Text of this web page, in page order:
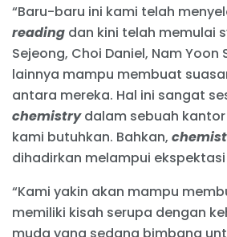
“Baru-baru ini kami telah
reading dan kini telah memulai
Sejeong, Choi Daniel, Nam Yoon
lainnya mampu membuat
antara mereka. Hal ini sangat
chemistrydalam sebuah
kami butuhkan. Bahkan,
dihadirkan melampui
“Kami yakin akan mampu
memiliki kisah serupa dengan
muda yang sedang bimbang